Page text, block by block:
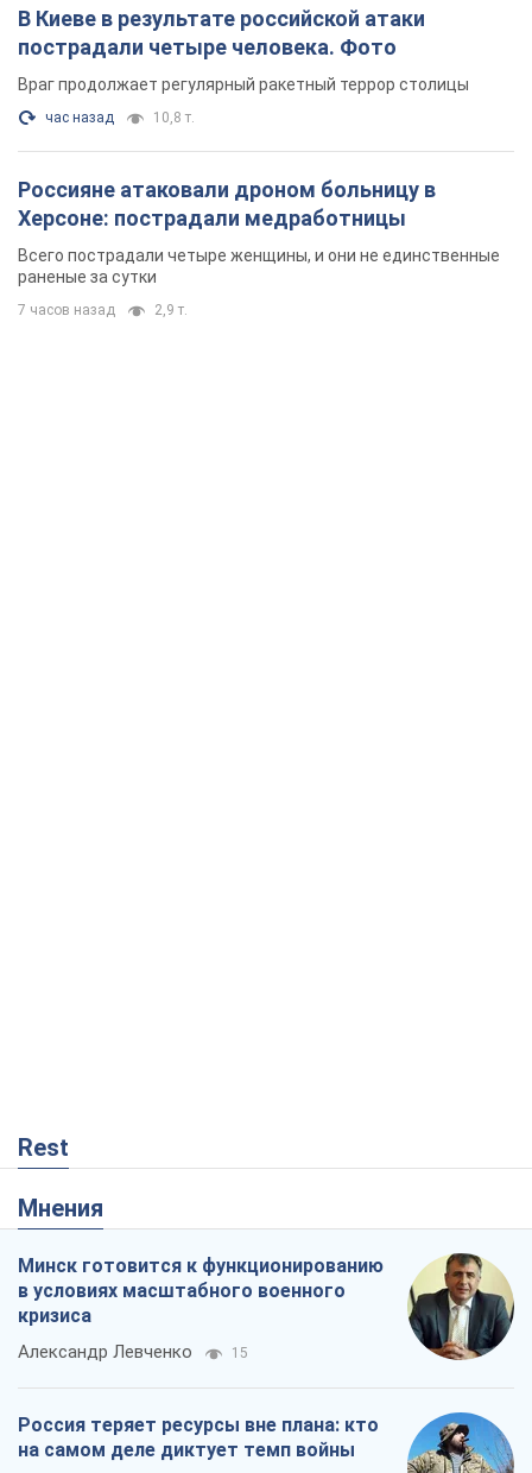
В Киеве в результате российской атаки
пострадали четыре человека. Фото
Враг продолжает регулярный ракетный террор столицы
час назад 10,8 т.
Россияне атаковали дроном больницу в
Херсоне: пострадали медработницы
Всего пострадали четыре женщины, и они не единственные
раненые за сутки
7 часов назад 2,9 т.
Rest
Мнения
Минск готовится к функционированию
в условиях масштабного военного
кризиса
Александр Левченко 15
Россия теряет ресурсы вне плана: кто
на самом деле диктует темп войны